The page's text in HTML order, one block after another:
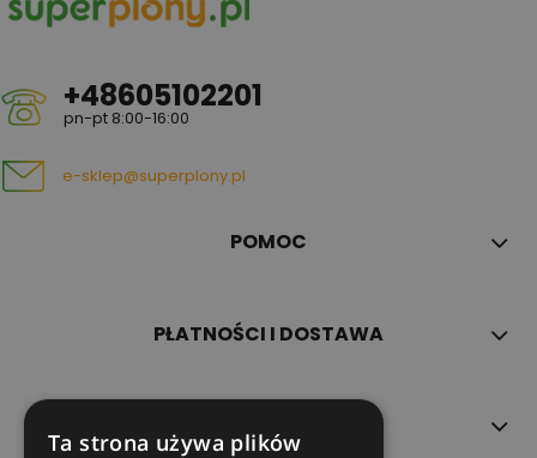
+48605102201
pn-pt 8:00-16:00
e-sklep@superplony.pl
POMOC
PŁATNOŚCI I DOSTAWA
Ta strona używa plików